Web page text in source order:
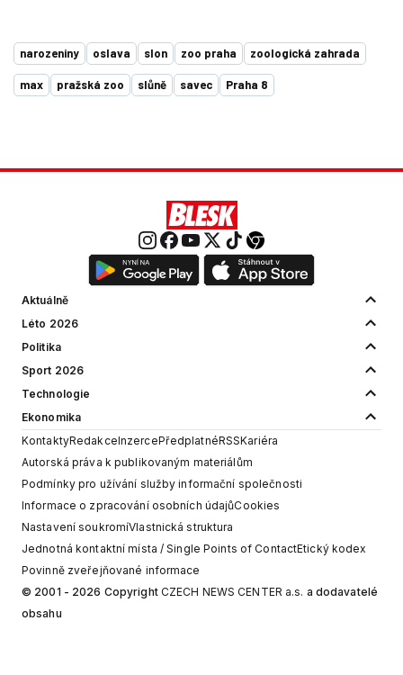
narozeniny oslava slon zoo praha zoologická zahrada
max pražská zoo slůně savec Praha 8
Aktuálně
Léto 2026
Politika
Sport 2026
Technologie
Ekonomika
KontaktyRedakceInzercePředplatnéRSSKariéra
Autorská práva k publikovaným materiálům
Podmínky pro užívání služby informační společnosti
Informace o zpracování osobních údajůCookies
Nastavení soukromíVlastnická struktura
Jednotná kontaktní místa / Single Points of ContactEtický kodex
Povinně zveřejňované informace
© 2001 - 2026 Copyright CZECH NEWS CENTER a.s. a dodavatelé
obsahu